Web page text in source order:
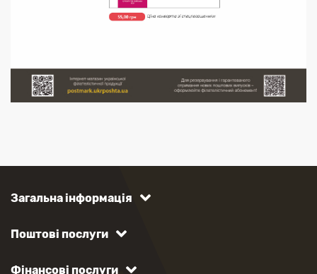
Загальна інформація
Поштові послуги
Фінансові послуги